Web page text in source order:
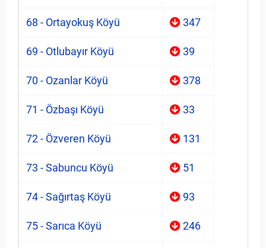
68 - Ortayokuş Köyü 347
69 - Otlubayır Köyü 39
70 - Ozanlar Köyü 378
71 - Özbaşı Köyü 33
72 - Özveren Köyü 131
73 - Sabuncu Köyü 51
74 - Sağırtaş Köyü 93
75 - Sarıca Köyü 246